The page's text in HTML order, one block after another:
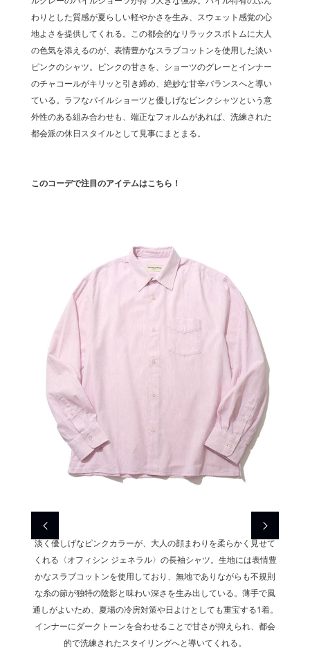
わりとした質感が夏らしい軽やかさを生み、スウェット感覚の心
地よさを提供してくれる。この都会的なリラックスボトムに大人
の色気を添えるのが、表情豊かなスラブコットンを使用した淡い
ピンクのシャツ。ピンクの甘さを、ショーツのグレーとインナー
のチャコールがキリッと引き締め、絶妙な甘辛バランスへと導い
ている。ラフなパイルショーツと優しげなピンクシャツという意
外性のある組み合わせも、端正なフォルムがあれば、洗練された
都会派の休日スタイルとして見事にまとまる。
このコーデで注目のアイテムはこちら！
淡く優しげなピンクカラーが、大人の顔まわりを柔らかく見せて
くれる〈オフィシン ジェネラル〉の長袖シャツ。生地には表情豊
かなスラブコットンを使用しており、無地でありながらも不規則
な糸の節が独特の陰影と味わい深さを生み出している。薄手で風
通しがよいため、夏場の冷房対策や日よけとしても重宝する1着。
インナーにダークトーンを合わせることで甘さが抑えられ、都会
的で洗練されたスタイリングへと導いてくれる。